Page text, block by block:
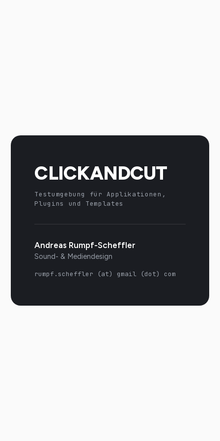
CLICKANDCUT
Testumgebung für Applikationen,
Plugins und Templates
Andreas Rumpf-Scheffler
Sound- & Mediendesign
rumpf.scheffler (at) gmail (dot) com